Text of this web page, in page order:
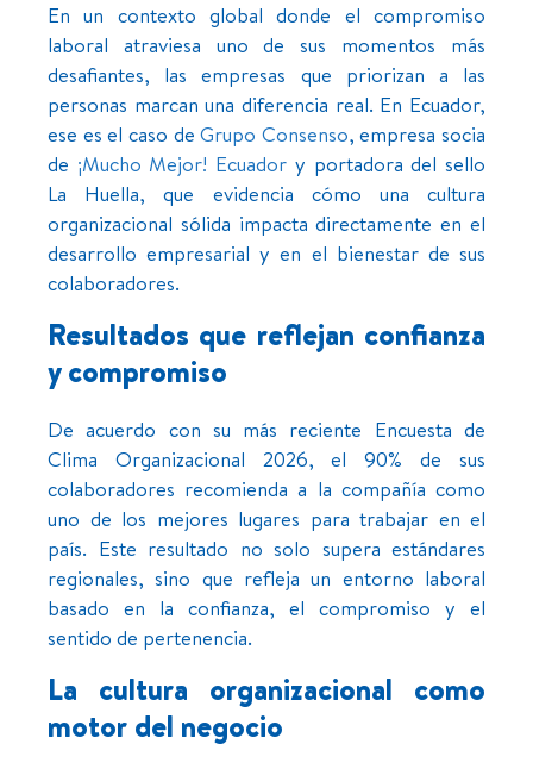
En un contexto global donde el compromiso
laboral atraviesa uno de sus momentos más
desafiantes, las empresas que priorizan a las
personas marcan una diferencia real. En Ecuador,
ese es el caso deGrupo Consenso, empresa socia
de ¡Mucho Mejor! Ecuador y portadora del sello
La Huella, que evidencia cómo una cultura
organizacional sólida impacta directamente en el
desarrollo empresarial y en el bienestar de sus
colaboradores.
Resultados que reflejan confianza
y compromiso
De acuerdo con su más reciente Encuesta de
Clima Organizacional 2026, el 90% de sus
colaboradores recomienda a la compañía como
uno de los mejores lugares para trabajar en el
país. Este resultado no solo supera estándares
regionales, sino que refleja un entorno laboral
basado en la confianza, el compromiso y el
sentido de pertenencia.
La cultura organizacional como
motor del negocio